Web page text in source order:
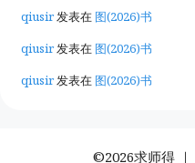
qiusir发表在 图(2026)书
qiusir发表在 图(2026)书
qiusir发表在 图(2026)书
©2026求师得 ｜